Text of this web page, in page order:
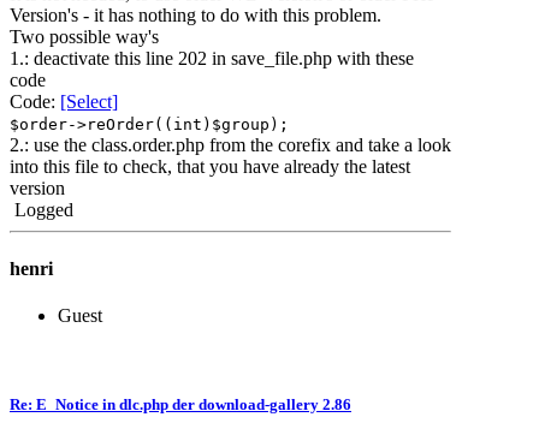
Version's - it has nothing to do with this problem.
Two possible way's
1.: deactivate this line 202 in save_file.php with these
code
Code: [Select]
$order->reOrder((int)$group);
2.: use the class.order.php from the corefix and take a look
into this file to check, that you have already the latest
version
Logged
henri
Guest
Re: E_Notice in dlc.php der download-gallery 2.86